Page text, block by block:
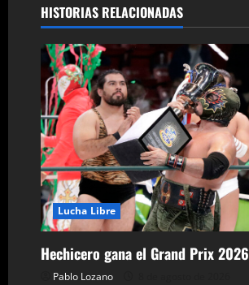
g
a
c
i
ó
n
d
e
HISTORIAS RELACIONADAS
Lucha Libre
Hechicero gana el Grand Prix 2026
Pablo Lozano